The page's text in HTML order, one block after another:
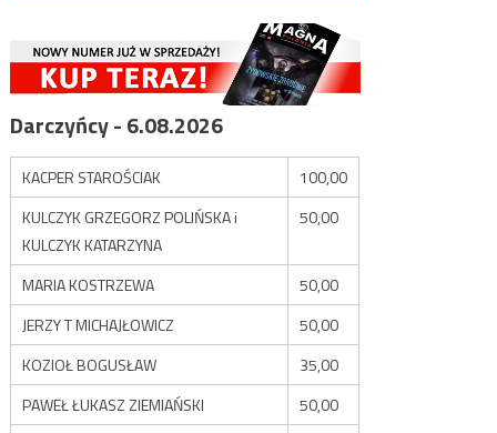
Darczyńcy - 6.08.2026
KACPER STAROŚCIAK
100,00
KULCZYK GRZEGORZ POLIŃSKA i
KULCZYK KATARZYNA
50,00
MARIA KOSTRZEWA
50,00
JERZY T MICHAJŁOWICZ
50,00
KOZIOŁ BOGUSŁAW
35,00
PAWEŁ ŁUKASZ ZIEMIAŃSKI
50,00